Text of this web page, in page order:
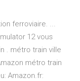
ferroviaire. ...
12 vous
. métro train ville
métro train
Amazon.fr: